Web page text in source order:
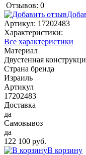
Отзывов: 0
Артикул: 17202483
Характеристики:
Все характеристики
Материал
Двустенная
Страна бренда
Израиль
Артикул
17202483
Доставка
да
Самовывоз
да
122 100 руб.
В корзину